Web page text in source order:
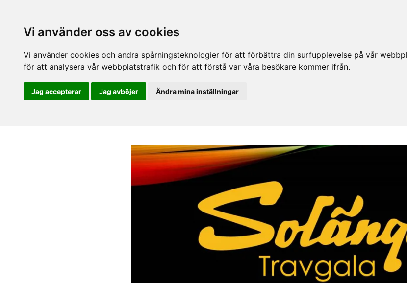
Vi använder oss av cookies
Vi använder cookies och andra spårningsteknologier för att förbättra din surfupplevelse på vår
för att analysera vår webbplatstrafik och för att förstå var våra besökare kommer ifrån.
Jag accepterar Jag avböjer Ändra mina inställningar